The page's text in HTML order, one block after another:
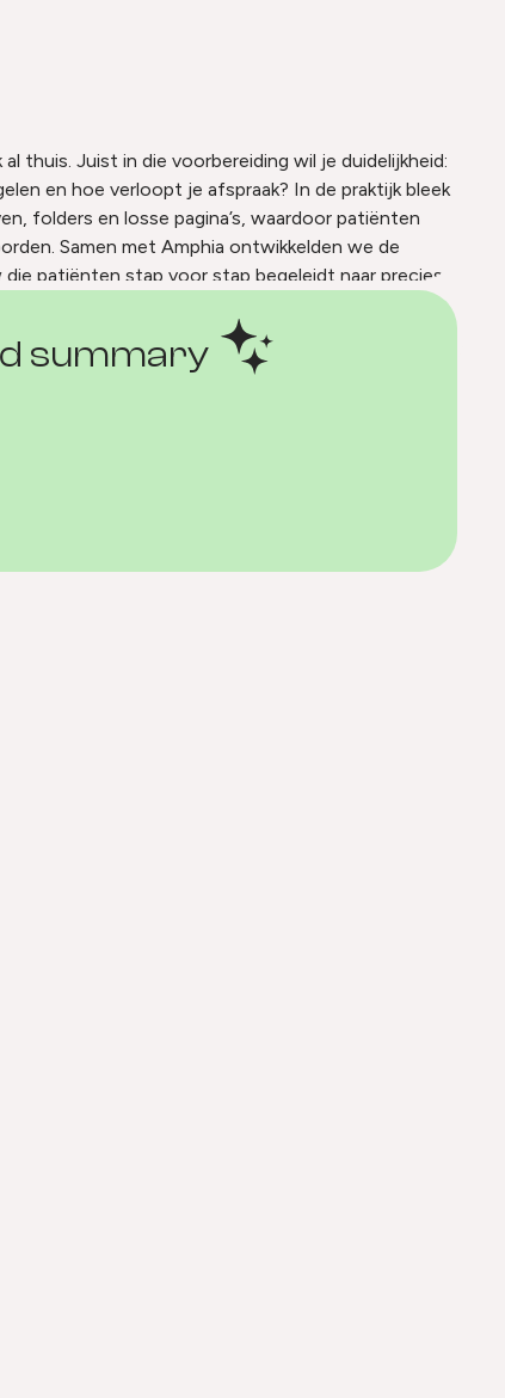
van Amphia.
thuis. Juist in die voorbereiding wil je duidelijkheid:
en hoe verloopt je afspraak? In de praktijk bleek
folders en losse pagina’s, waardoor patiënten
Samen met Amphia ontwikkelden we de
patiënten stap voor stap begeleidt naar precies
summary